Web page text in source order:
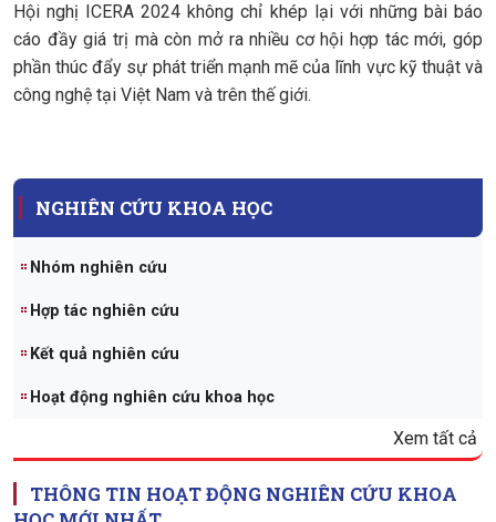
Hội nghị ICERA 2024 không chỉ khép lại với những bài báo
cáo đầy giá trị mà còn mở ra nhiều cơ hội hợp tác mới, góp
phần thúc đẩy sự phát triển mạnh mẽ của lĩnh vực kỹ thuật và
công nghệ tại Việt Nam và trên thế giới.
NGHIÊN CỨU KHOA HỌC
Nhóm nghiên cứu
Hợp tác nghiên cứu
Kết quả nghiên cứu
Hoạt động nghiên cứu khoa học
Xem tất cả
THÔNG TIN HOẠT ĐỘNG NGHIÊN CỨU KHOA